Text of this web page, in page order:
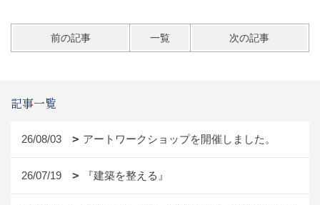
前の記事 一覧 次の記事
記事一覧
26/08/03 アートワークショップを開催しました。
26/07/19 『建築を整える』